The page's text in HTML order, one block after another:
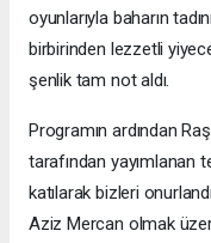
oyunlarıyla baharın
birbirinden lezzetli
şenlik tam not aldı.
Programın ardından
tarafından yayımlanan
katılarak bizleri
Aziz Mercan olmak